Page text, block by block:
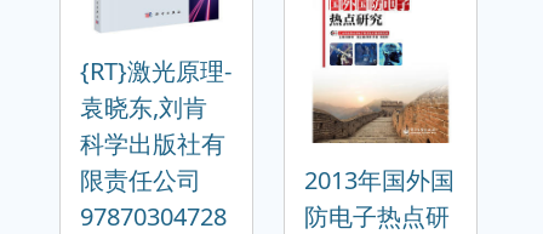
{RT}激光原理-
袁晓东,刘肯
科学出版社有
限责任公司
97870304728
2013年国外国
防电子热点研